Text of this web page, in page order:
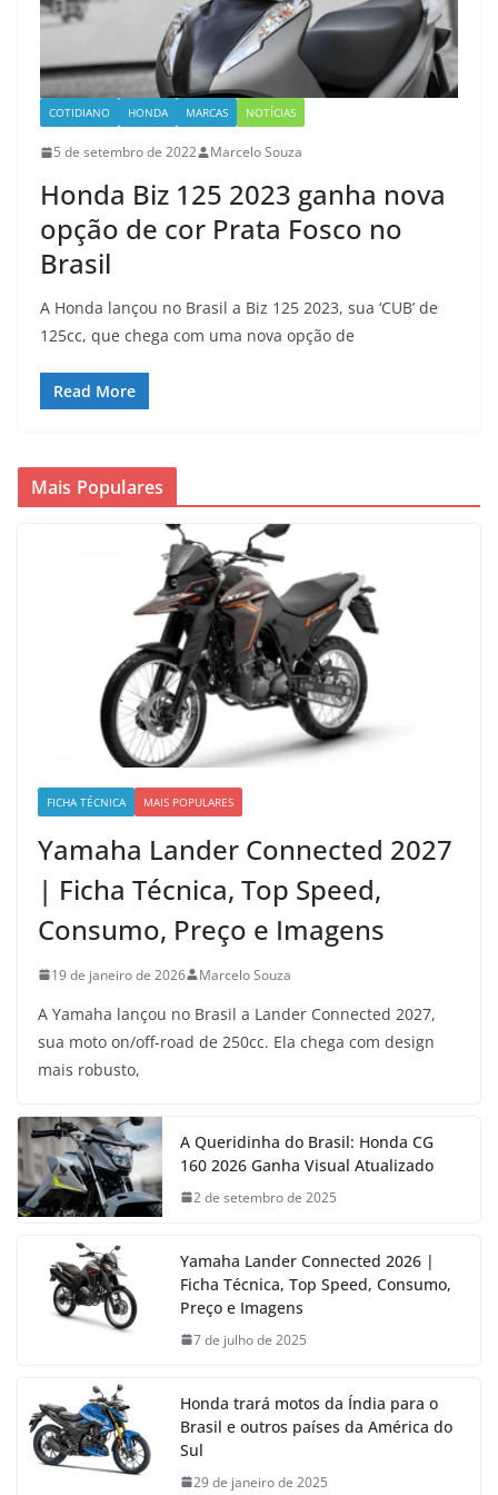
COTIDIANO HONDA MARCAS NOTÍCIAS
5 de setembro de 2022 Marcelo Souza
Honda Biz 125 2023 ganha nova
opção de cor Prata Fosco no
Brasil
A Honda lançou no Brasil a Biz 125 2023, sua ‘CUB’ de
125cc, que chega com uma nova opção de
Read More
Mais Populares
FICHA TÉCNICA MAIS POPULARES
Yamaha Lander Connected 2027
| Ficha Técnica, Top Speed,
Consumo, Preço e Imagens
19 de janeiro de 2026 Marcelo Souza
A Yamaha lançou no Brasil a Lander Connected 2027,
sua moto on/off-road de 250cc. Ela chega com design
mais robusto,
A Queridinha do Brasil: Honda CG
160 2026 Ganha Visual Atualizado
2 de setembro de 2025
Yamaha Lander Connected 2026 |
Ficha Técnica, Top Speed, Consumo,
Preço e Imagens
7 de julho de 2025
Honda trará motos da Índia para o
Brasil e outros países da América do
Sul
29 de janeiro de 2025